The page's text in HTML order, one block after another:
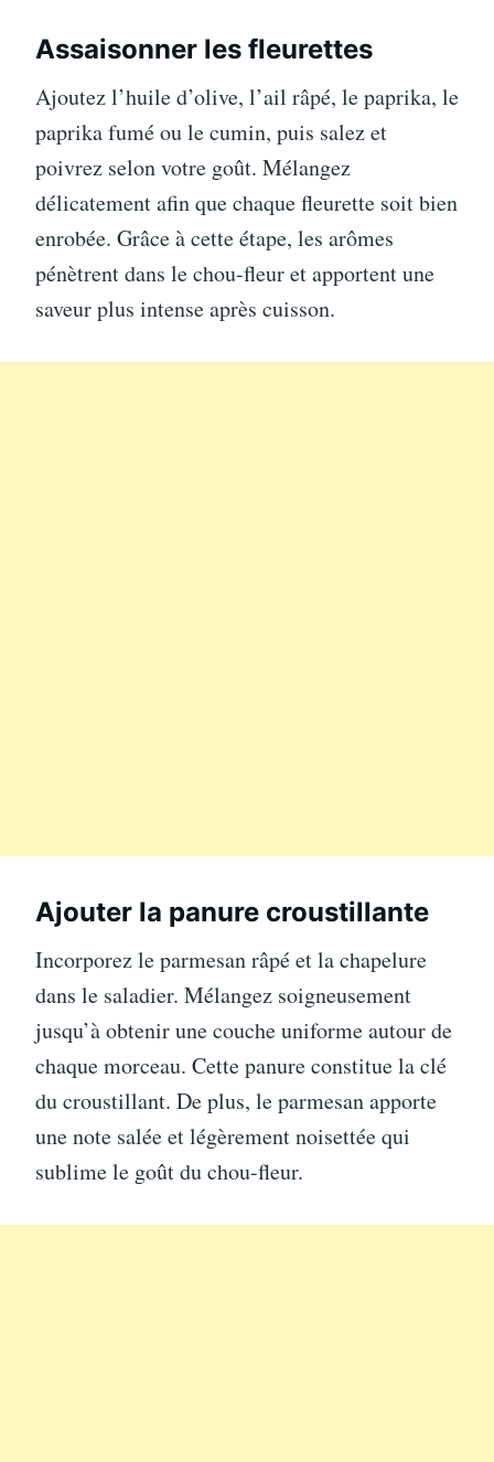
Assaisonner les fleurettes
Ajoutez l’huile d’olive, l’ail râpé, le paprika, le
paprika fumé ou le cumin, puis salez et
poivrez selon votre goût. Mélangez
délicatement afin que chaque fleurette soit bien
enrobée. Grâce à cette étape, les arômes
pénètrent dans le chou-fleur et apportent une
saveur plus intense après cuisson.
Ajouter la panure croustillante
Incorporez le parmesan râpé et la chapelure
dans le saladier. Mélangez soigneusement
jusqu’à obtenir une couche uniforme autour de
chaque morceau. Cette panure constitue la clé
du croustillant. De plus, le parmesan apporte
une note salée et légèrement noisettée qui
sublime le goût du chou-fleur.